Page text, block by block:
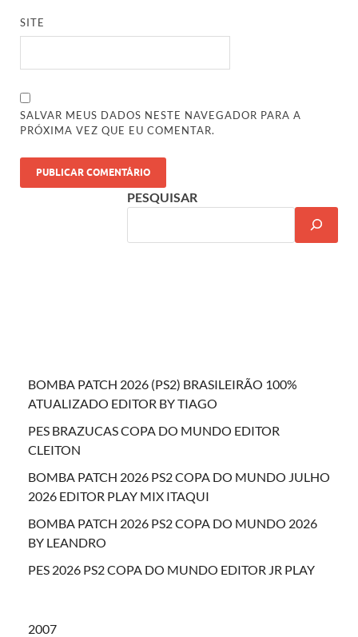
SITE
SALVAR MEUS DADOS NESTE NAVEGADOR PARA A
PRÓXIMA VEZ QUE EU COMENTAR.
PESQUISAR
BOMBA PATCH 2026 (PS2) BRASILEIRÃO 100%
ATUALIZADO EDITOR BY TIAGO
PES BRAZUCAS COPA DO MUNDO EDITOR
CLEITON
BOMBA PATCH 2026 PS2 COPA DO MUNDO JULHO
2026 EDITOR PLAY MIX ITAQUI
BOMBA PATCH 2026 PS2 COPA DO MUNDO 2026
BY LEANDRO
PES 2026 PS2 COPA DO MUNDO EDITOR JR PLAY
2007